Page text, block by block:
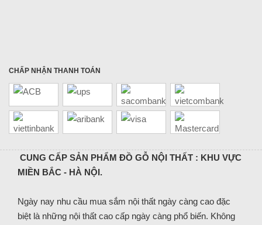
CHẤP NHẬN THANH TOÁN
CUNG CẤP SẢN PHẨM ĐỒ GỖ NỘI THẤT : KHU VỰC
MIỀN BẮC - HÀ NỘI.
Ngày nay nhu cầu mua sắm nội thất ngày càng cao đặc
biệt là những nội thất cao cấp ngày càng phổ biến. Không